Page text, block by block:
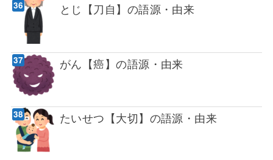
とじ【刀自】の語源・由来
がん【癌】の語源・由来
たいせつ【大切】の語源・由来